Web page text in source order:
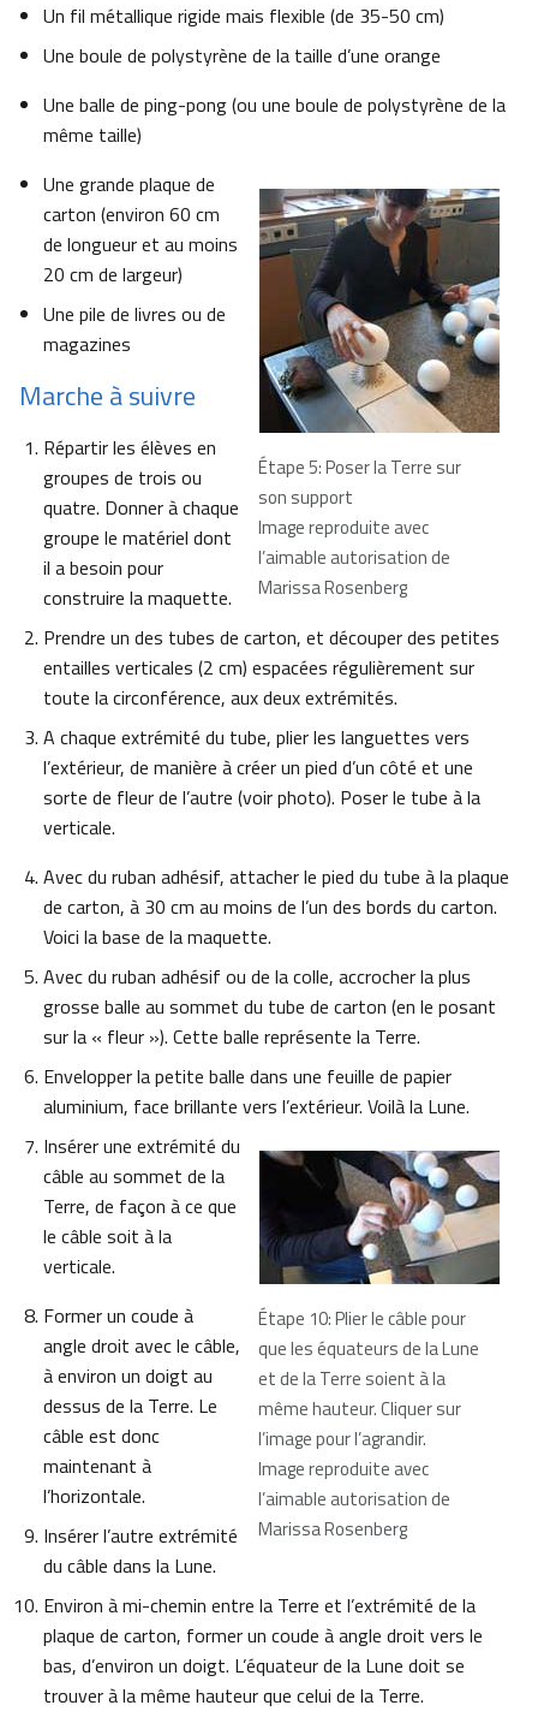
Un fil métallique rigide mais flexible (de 35-50 cm)
Une boule de polystyrène de la taille d’une orange
Une balle de ping-pong (ou une boule de polystyrène de la
même taille)
Étape 5: Poser la Terre sur
son support
Image reproduite avec
l’aimable autorisation de
Marissa Rosenberg
Une grande plaque de
carton (environ 60 cm
de longueur et au moins
20 cm de largeur)
Une pile de livres ou de
magazines
Marche à suivre
Répartir les élèves en
groupes de trois ou
quatre. Donner à chaque
groupe le matériel dont
il a besoin pour
construire la maquette.
Prendre un des tubes de carton, et découper des petites
entailles verticales (2 cm) espacées régulièrement sur
toute la circonférence, aux deux extrémités.
A chaque extrémité du tube, plier les languettes vers
l’extérieur, de manière à créer un pied d’un côté et une
sorte de fleur de l’autre (voir photo). Poser le tube à la
verticale.
Avec du ruban adhésif, attacher le pied du tube à la plaque
de carton, à 30 cm au moins de l’un des bords du carton.
Voici la base de la maquette.
Avec du ruban adhésif ou de la colle, accrocher la plus
grosse balle au sommet du tube de carton (en le posant
sur la « fleur »). Cette balle représente la Terre.
Envelopper la petite balle dans une feuille de papier
aluminium, face brillante vers l’extérieur. Voilà la Lune.
Étape 10: Plier le câble pour
que les équateurs de la Lune
et de la Terre soient à la
même hauteur. Cliquer sur
l’image pour l’agrandir.
Image reproduite avec
l’aimable autorisation de
Marissa Rosenberg
Insérer une extrémité du
câble au sommet de la
Terre, de façon à ce que
le câble soit à la
verticale.
Former un coude à
angle droit avec le câble,
à environ un doigt au
dessus de la Terre. Le
câble est donc
maintenant à
l’horizontale.
Insérer l’autre extrémité
du câble dans la Lune.
Environ à mi-chemin entre la Terre et l’extrémité de la
plaque de carton, former un coude à angle droit vers le
bas, d’environ un doigt. L’équateur de la Lune doit se
trouver à la même hauteur que celui de la Terre.